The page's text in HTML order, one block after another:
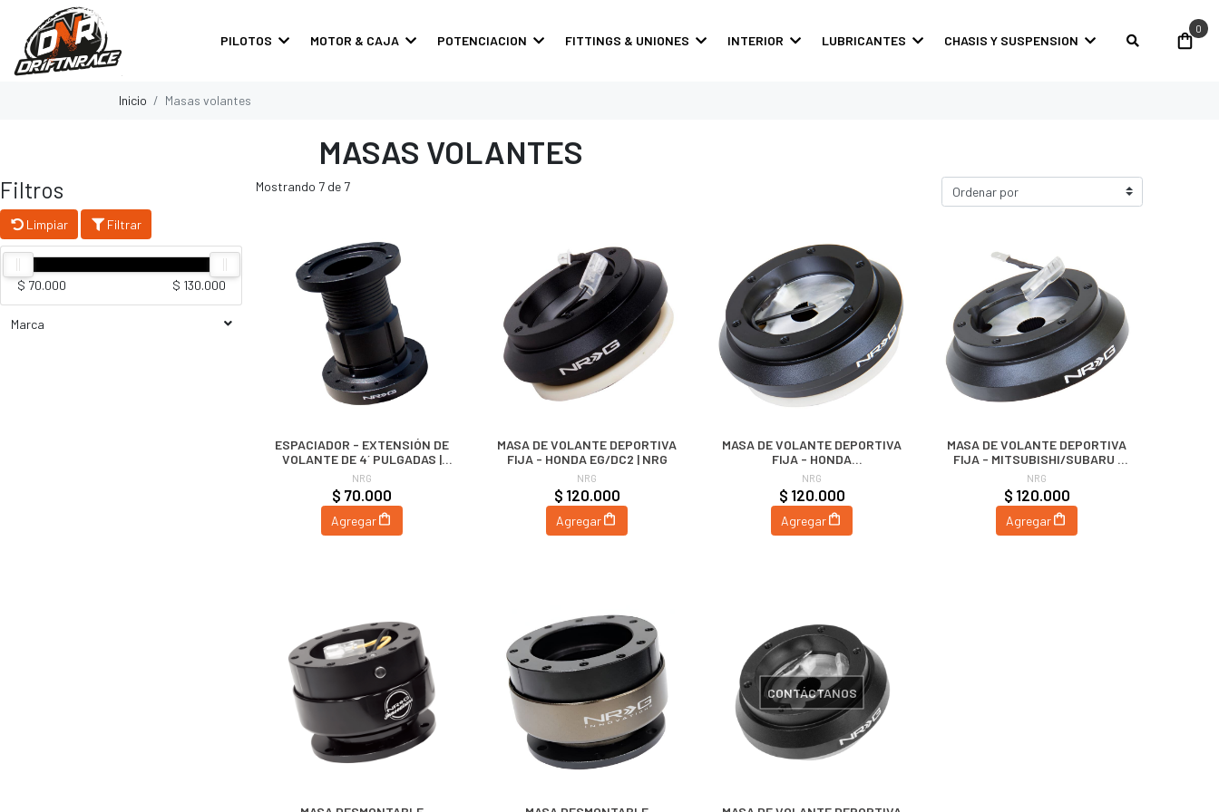
PILOTOS MOTOR & CAJA POTENCIACION FITTINGS & UNIONES INTERIOR LUBRICANTES CHASIS Y SUSPENSION
0
Inicio Masas volantes
MASAS VOLANTES
Filtros
Limpiar Filtrar
$ 70.000 $ 130.000
Marca
Mostrando 7 de 7
ESPACIADOR - EXTENSIÓN DE
VOLANTE DE 4´ PULGADAS |
NRG
NRG
$ 70.000
Agregar
MASA DE VOLANTE DEPORTIVA
FIJA - HONDA EG/DC2 | NRG
NRG
$ 120.000
Agregar
MASA DE VOLANTE DEPORTIVA
FIJA - HONDA
EK/S2000/PRELUDE | NRG
NRG
$ 120.000
Agregar
MASA DE VOLANTE DEPORTIVA
FIJA - MITSUBISHI/SUBARU |
NRG
NRG
$ 120.000
Agregar
CONTÁCTANOS